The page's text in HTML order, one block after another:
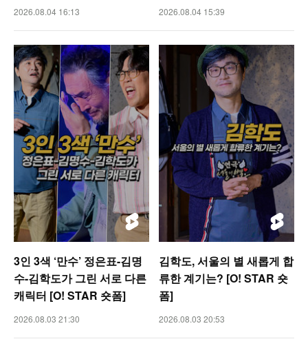
2026.08.04 16:13 2026.08.04 15:39
3인 3색 ‘만수’ 정은표-김명
수-김학도가 그린 서로 다른
캐릭터 [O! STAR 숏폼]
2026.08.03 21:30
김학도, 서울의 별 새롭게 합
류한 계기는? [O! STAR 숏
폼]
2026.08.03 20:53